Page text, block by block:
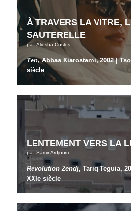
À TRAVERS LA VITRE,
SAUTERELLE
par Aliosha Costes
Ten, Abbas Kiarostami, 2002 |
siècle
LENTEMENT VERS LA
par Samir Ardjoum
Révolution Zendj, Tariq Teguia,
XXIe siècle